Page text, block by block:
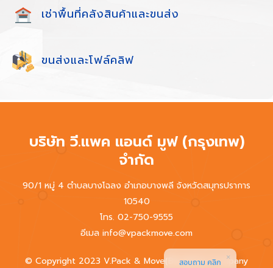
เช่าพื้นที่คลังสินค้าและขนส่ง
ขนส่งและโฟล์คลิฟ
บริษัท วี.แพค แอนด์ มูฟ (กรุงเทพ)
จำกัด
90/1 หมู่ 4 ตำบลบางโฉลง อำเภอบางพลี จังหวัดสมุทรปราการ
10540
โทร. 02-750-9555
อีเมล info@vpackmove.com
© Copyright 2023 V.Pack & Move(Bangkok) Company
สอบถาม คลิก